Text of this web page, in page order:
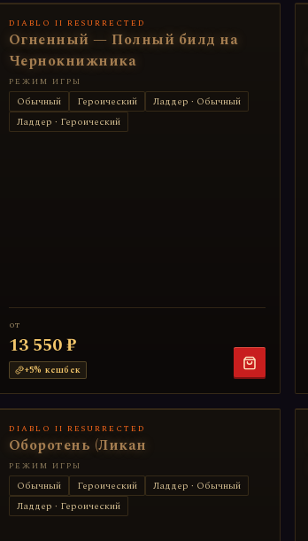
DIABLO II RESURRECTED
Огненный — Полный билд на
Чернокнижника
РЕЖИМ ИГРЫ
Обычный Героический
Ладдер · Обычный
Ладдер · Героический
от
13 550 ₽
+5% кешбек
DIABLO II RESURRECTED
Оборотень (Ликан
РЕЖИМ ИГРЫ
Обычный Героический
Ладдер · Обычный
Ладдер · Героический